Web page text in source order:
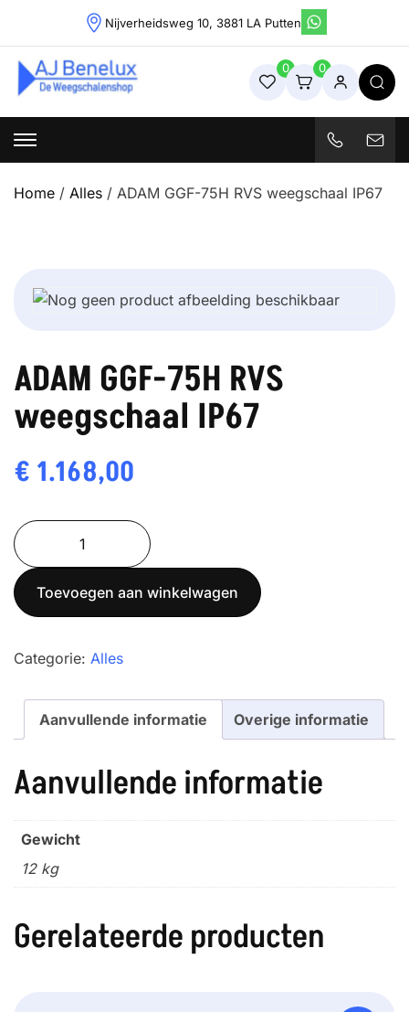
content
Nijverheidsweg 10, 3881 LA Putten
Weegschalenshop | Precisieweegschalen & Industriële
Weegoplossingen
0 0
Home / Alles / ADAM GGF-75H RVS weegschaal IP67
ADAM GGF-75H RVS
weegschaal IP67
€ 1.168,00
ADAM
GGF-
75H
RVS
IP67
Toevoegen aan winkelwagen
Categorie: Alles
Aanvullende informatie Overige informatie
Aanvullende informatie
Gewicht
12 kg
Gerelateerde producten